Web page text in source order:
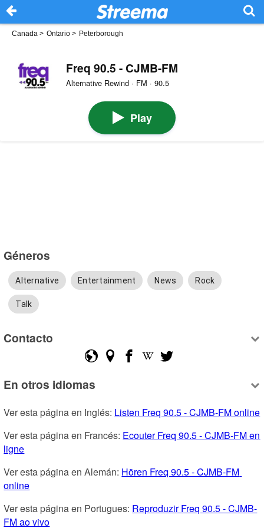
Canada > Ontario > Peterborough
Freq 90.5 - CJMB-FM
Alternative Rewind · FM · 90.5
Play
Géneros
Alternative Entertainment News Rock
Talk
Contacto
En otros idiomas
Ver esta página en Inglés: Listen Freq 90.5 - CJMB-FM online
Ver esta página en Francés: Ecouter Freq 90.5 - CJMB-FM en
ligne
Ver esta página en Alemán: Hören Freq 90.5 - CJMB-FM
online
Ver esta página en Portugues: Reproduzir Freq 90.5 - CJMB-
FM ao vivo